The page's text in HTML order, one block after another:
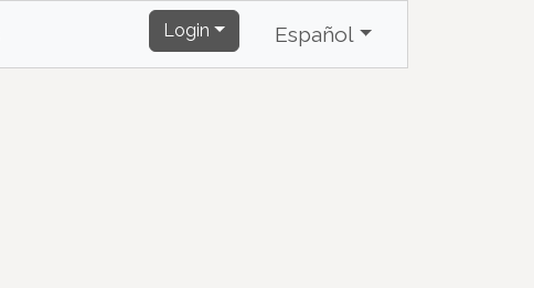
Login Español